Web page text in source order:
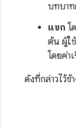
บทบาท
แขก โ
ต้น ผู้ใ
โดยค่า
ดังที่กล่าวไว้